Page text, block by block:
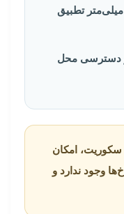
نوع فریم یا یراق با ضخامت ۱۰ میلی‌متر تطبیق
دسترسی محل
سکوریت، امکان
وجود ندارد و